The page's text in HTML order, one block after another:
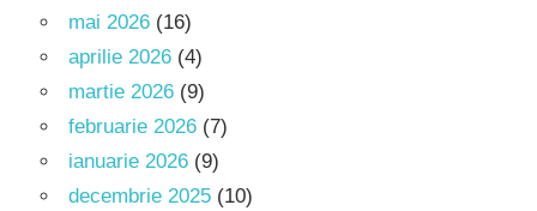
mai 2026 (16)
aprilie 2026 (4)
martie 2026 (9)
februarie 2026 (7)
ianuarie 2026 (9)
decembrie 2025 (10)